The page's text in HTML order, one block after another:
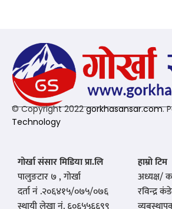
© Copyright 2022gorkhasansar.com.
Technology
गोर्खा संसार मिडिया प्रा.लि
पालुङटार ७ , गोर्खा
दर्ता नं .२०६४१५/०७५/०७६
हाम्रो टिम
अध्यक्ष/
रविन्द्र